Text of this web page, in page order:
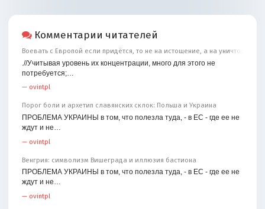
Комментарии читателей
Воевать с Европой если придётся, то не на истощение, а на уничтожение
.//Учитывая уровень их концентрации, много для этого не
потребуется;…
— ovintpl
Порог боли и архетип славянских склок: Польша и Украина
ПРОБЛЕМА УКРАИНЫ в том, что полезла туда, - в ЕС - где ее не
ждут и не…
— ovintpl
Венгрия: символизм Вишеграда и иллюзия бастиона
ПРОБЛЕМА УКРАИНЫ в том, что полезла туда, - в ЕС - где ее не
ждут и не…
— ovintpl